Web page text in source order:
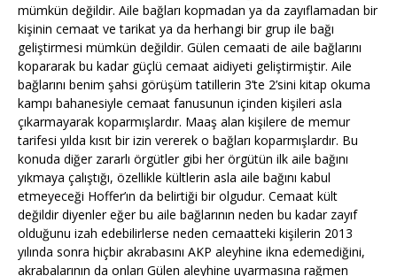
mümkün değildir. Aile bağları kopmadan ya da zayıflamadan bir
kişinin cemaat ve tarikat ya da herhangi bir grup ile bağı
geliştirmesi mümkün değildir. Gülen cemaati de aile bağlarını
kopararak bu kadar güçlü cemaat aidiyeti geliştirmiştir. Aile
bağlarını benim şahsi görüşüm tatillerin 3’te 2’sini kitap okuma
kampı bahanesiyle cemaat fanusunun içinden kişileri asla
çıkarmayarak koparmışlardır. Maaş alan kişilere de memur
tarifesi yılda kısıt bir izin vererek o bağları koparmışlardır. Bu
konuda diğer zararlı örgütler gibi her örgütün ilk aile bağını
yıkmaya çalıştığı, özellikle kültlerin asla aile bağını kabul
etmeyeceği Hoffer’ın da belirtiği bir olgudur. Cemaat kült
değildir diyenler eğer bu aile bağlarının neden bu kadar zayıf
olduğunu izah edebilirlerse neden cemaatteki kişilerin 2013
yılında sonra hiçbir akrabasını AKP aleyhine ikna edemediğini,
akrabalarının da onları Gülen aleyhine uyarmasına rağmen